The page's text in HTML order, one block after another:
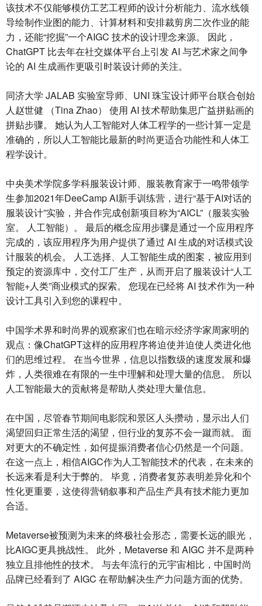
该技术不仅能够模仿工艺工程师的设计分析能力、流水线领
导绘制作业图的能力、计算材料和安排裁剪房二次作业的能
力，还能“挖掘”一个AIGC 技术的设计理念来源。 因此，
ChatGPT 比去年在社交媒体平台上引发 AI 与艺术家之间争
论的 AI 生成画作更吸引时装设计师的关注。
同济大学 JALAB 实验室导师、UNI 珠宝设计师平台联合创始
人赵世健 （Tina Zhao） 使用 AI 技术帮助集思广益拼贴画的
拼贴步骤。 她认为人工智能对人体工程学的一些计算一定是
准确的，所以人工智能比最新的时尚更适合功能性和人体工
程学设计。
中央美术学院多学科服装设计师、服装教育家于一鸣带领学
生参加2021年DeeCamp AI新手训练营，进行“基于AI对话的
服装设计”实验，并合作完成创新项目称为“AICL”（服装实验
室。 人工智能）。 最后的概念应用步骤是通过一个应用程序
完成的，该应用程序为用户提供了通过 AI 生成的对话模式设
计服装的机会。 人工选择、人工智能生成的图案，被应用到
预定的资源库中，交付工厂生产，从而开启了服装设计“人工
智能+人类”商业模式的探索。 您现在已经将 AI 技术作为一种
设计工具引入到您的课程中。
中国学术界和时尚界的观察家们也在暗示经济学家周家明的
观点：像ChatGPT这样的应用程序将迫使并迫使人类进化他
们的思维过程。 在当今世界，信息以指数级的速度发展和爆
炸，人类很难在有限的一生中理解和处理大量的信息。 所以
人工智能最大的贡献将是帮助人类处理大量信息。
在中国，尽管春节期间电影院和景区人头攒动，显示出人们
渴望回归正常生活的渴望，但行业的复苏不会一蹴而就。 面
对更大的不确定性，如何提振消费者信心仍然是一个问题。
在这一点上，相信AIGC作为人工智能技术的代表，在未来的
长远来看是利大于弊的。 毕竟，消费者复苏表明差异化和个
性化更重要，这使得营销叙事和产品生产具有技术能力更加
合适。
Metaverse被预测为未来的终极社会形态，需要长远的眼光，
比AIGC更具挑战性。 此外，Metaverse 和 AIGC 并不是两种
独立且排他性的技术。 与去年流行的元宇宙相比，中国时尚
品牌已经看到了 AIGC 在帮助解决生产力问题方面的优势。